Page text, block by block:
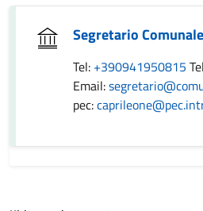
Segretario Comunale
Tel: +390941950815
Email:
pec: